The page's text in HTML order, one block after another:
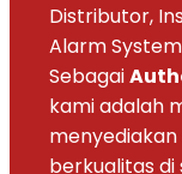
Distributor,
Alarm System
Sebagai
kami adalah
menyediakan
berkualitas di